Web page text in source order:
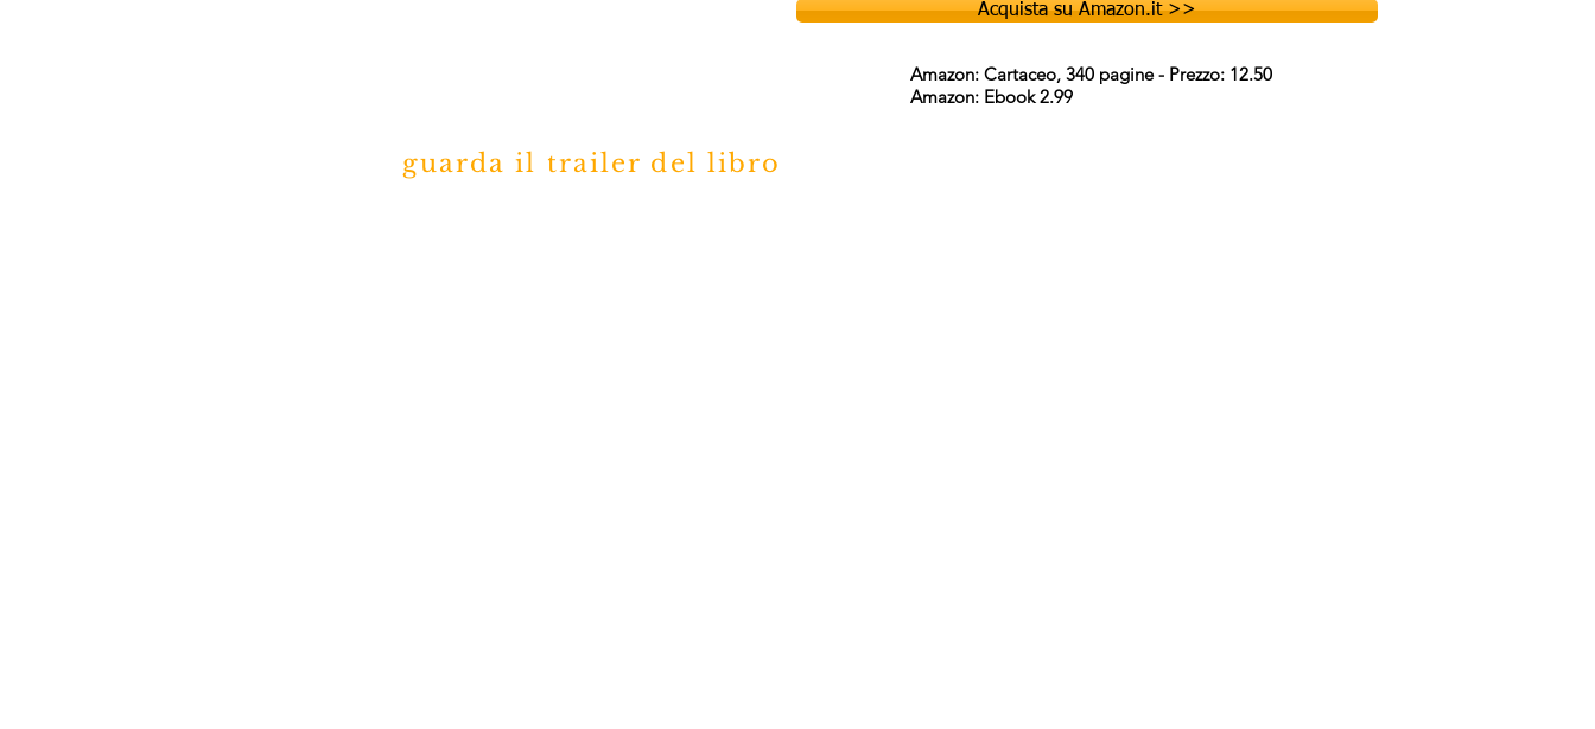
Acquista su Amazon.it >>
Amazon: Cartaceo, 340 pagine - Prezzo: 12.50
Amazon: Ebook 2.99
guarda il trailer del libro